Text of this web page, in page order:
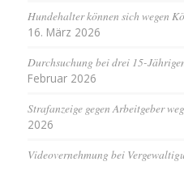
Hundehalter können sich wegen
16. März 2026
Durchsuchung bei drei 15-
Februar 2026
Strafanzeige gegen Arbeitgeber
2026
Videovernehmung bei